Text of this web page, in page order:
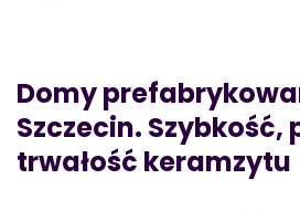
Domy
Szczecin. Szybkość,
trwałość keramzytu